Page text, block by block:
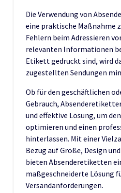
Die Verwendung von
eine praktische Maßnahme
Fehlern beim Adressieren
relevanten Informationen
Etikett gedruckt sind, wird
zugestellten Sendungen
Ob für den geschäftlichen
Gebrauch,
und effektive Lösung, um
optimieren und einen
hinterlassen. Mit einer
Bezug auf Größe, Design
bieten Absenderetiketten
maßgeschneiderte Lösung
Versandanforderungen.